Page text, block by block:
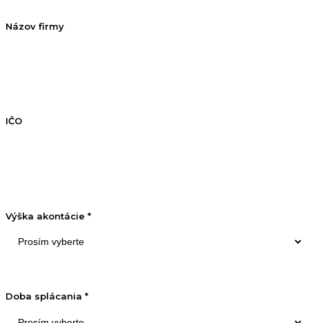
Názov firmy
IČO
Výška akontácie *
Doba splácania *